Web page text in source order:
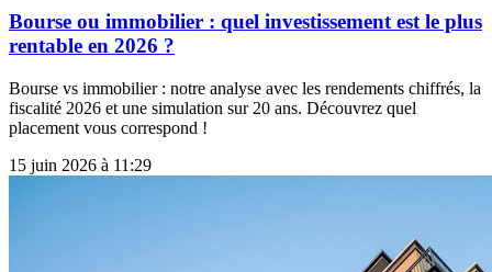
Bourse ou immobilier : quel investissement est le plus
rentable en 2026 ?
Bourse vs immobilier : notre analyse avec les rendements chiffrés, la
fiscalité 2026 et une simulation sur 20 ans. Découvrez quel
placement vous correspond !
15 juin 2026 à 11:29